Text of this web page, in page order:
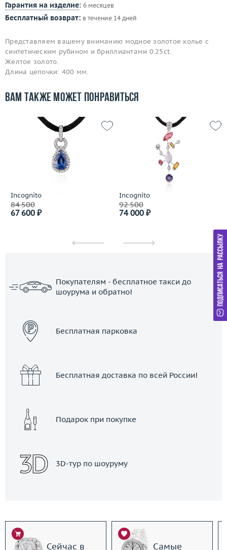
Гарантия на изделие: 6 месяцев
Бесплатный возврат: в течение 14 дней
Представляем вашему вниманию модное золотое колье с
синтетическим рубином и бриллиантами 0.25ct.
Желтое золото.
Длина цепочки: 400 мм.
Вам также может понравиться
Incognito
84 500
67 600 ₽
Incognito
92 500
74 000 ₽
Покупателям - бесплатное такси до
шоурума и обратно!
Бесплатная парковка
Бесплатная доставка по всей России!
Подарок при покупке
3D-тур по шоуруму
Сейчас в
Самые